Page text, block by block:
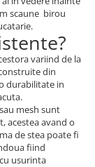
scaune birou
variind de la
din
durabilitate in
mesh sunt
acestea avand o
de stea poate fi
fiind
usurinta